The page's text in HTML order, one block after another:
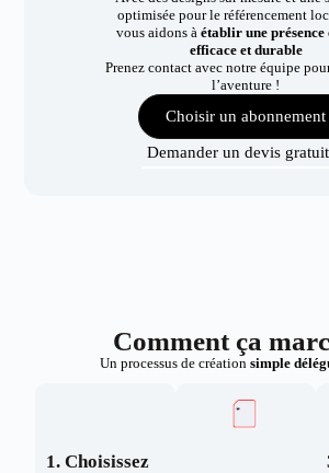
optimisée pour le référencement
vous aidons à établir une présence
efficace et durable
Prenez contact avec notre équipe
l’aventure !
Choisir un abonnement
Demander un devis gratuit
Comment ça
Un processus de création simple
1. Choisissez